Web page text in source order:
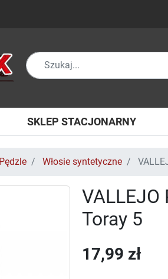
SKLEP STACJONARNY
Włosie syntetyczne
Toray 5
17,99 zł